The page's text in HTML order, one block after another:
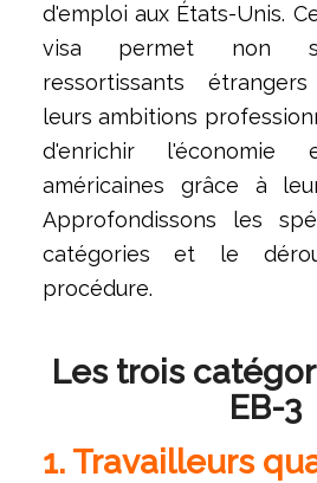
d'emploi aux États-Unis.
visa permet non
ressortissants
leurs ambitions
d'enrichir
américaines grâce à
Approfondissons les
catégories et le
procédure.
Les trois
EB-3
1. Travailleurs